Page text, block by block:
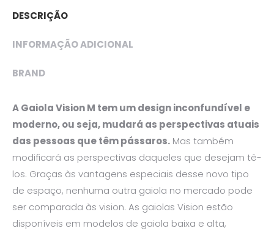
DESCRIÇÃO
INFORMAÇÃO ADICIONAL
BRAND
A Gaiola Vision M tem um design inconfundível e
moderno, ou seja, mudará as perspectivas atuais
das pessoas que têm pássaros. Mas também
modificará as perspectivas daqueles que desejam tê-
los. Graças às vantagens especiais desse novo tipo
de espaço, nenhuma outra gaiola no mercado pode
ser comparada às vision. As gaiolas Vision estão
disponíveis em modelos de gaiola baixa e alta,